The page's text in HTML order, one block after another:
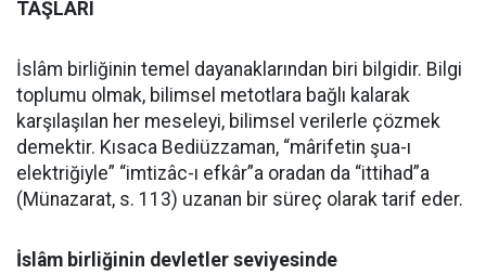
TAŞLARI
İslâm birliğinin temel dayanaklarından biri bilgidir. Bilgi
toplumu olmak, bilimsel metotlara bağlı kalarak
karşılaşılan her meseleyi, bilimsel verilerle çözmek
demektir. Kısaca Bediüzzaman, “mârifetin şua-ı
elektriğiyle” “imtizâc-ı efkâr”a oradan da “ittihad”a
(Münazarat, s. 113) uzanan bir süreç olarak tarif eder.
İslâm birliğinin devletler seviyesinde